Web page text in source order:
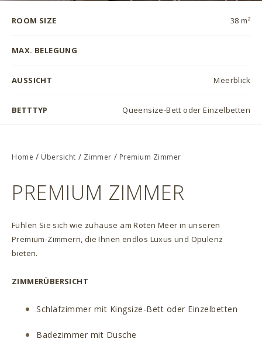
ROOM SIZE 38 m²
MAX. BELEGUNG
AUSSICHT Meerblick
BETTTYP Queensize-Bett oder Einzelbetten
Home / Übersicht / Zimmer / Premium Zimmer
PREMIUM ZIMMER
Fühlen Sie sich wie zuhause am Roten Meer in unseren
Premium-Zimmern, die Ihnen endlos Luxus und Opulenz
bieten.
ZIMMERÜBERSICHT
Schlafzimmer mit Kingsize-Bett oder Einzelbetten
Badezimmer mit Dusche